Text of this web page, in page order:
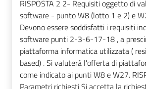
RISPOSTA 2 2- Requisiti oggetto di
software - punto W8 (lotto 1 e 2) e
Devono essere soddisfatti i requisiti
software punti 2-3-6-17-18 , a
piattaforma informatica utilizzata (
based) . Si valuterà l'offerta di
come indicato ai punti W8 e W27.
Parametri richiesti Si accetta la